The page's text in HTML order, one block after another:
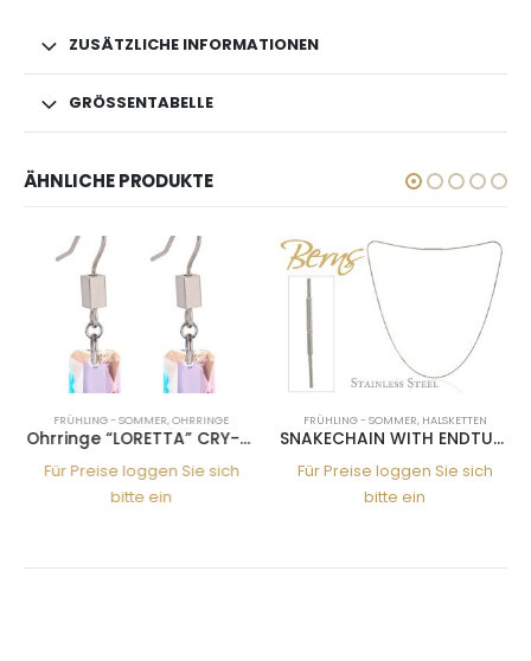
ZUSÄTZLICHE INFORMATIONEN
GRÖSSENTABELLE
ÄHNLICHE PRODUKTE
FRÜHLING - SOMMER,OHRRINGE
Ohrringe “LORETTA” CRY-SH SS
Für Preise loggen Sie sich
bitte ein
FRÜHLING - SOMMER,HALSKETTEN
SNAKECHAIN WITH ENDTUBE 1,2MM 45CM SS
Für Preise loggen Sie sich
bitte ein